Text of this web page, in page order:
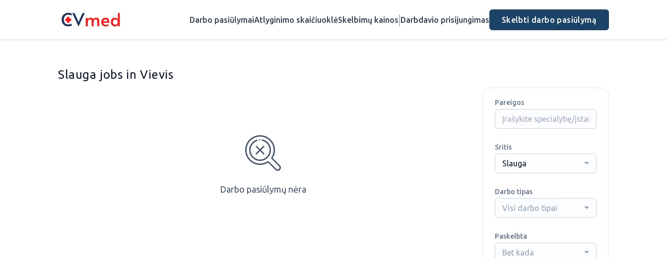
Darbo pasiūlymaiAtlyginimo skaičiuoklėSkelbimų kainos Darbdavio prisijungimas Skelbti darbo pasiūlymą
Slauga jobs in Vievis
Darbo pasiūlymų nėra
Pareigos
Sritis
Slauga
Darbo tipas
Visi darbo tipai
Paskelbta
Bet kada